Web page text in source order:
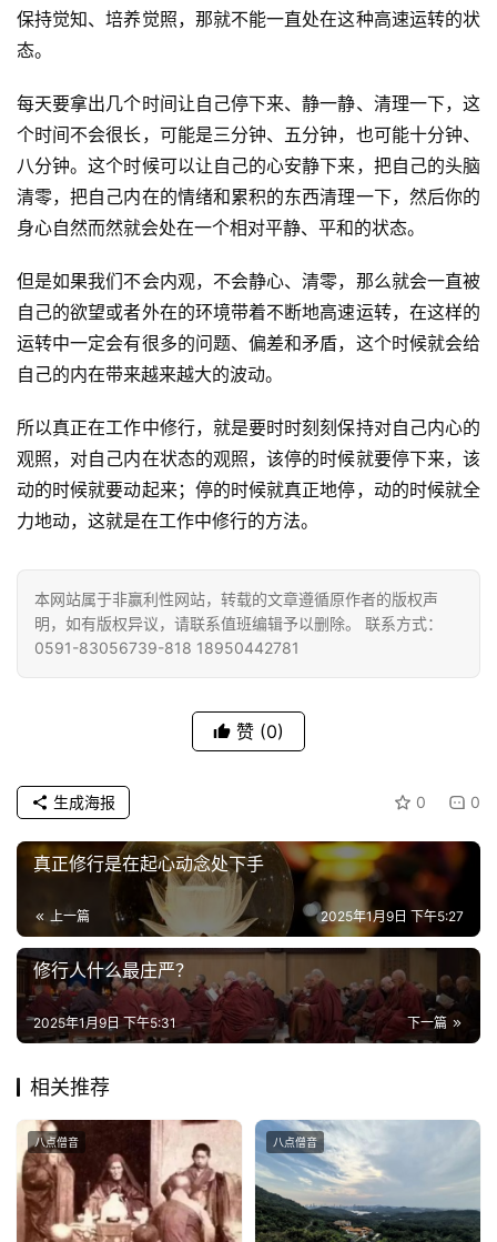
资
八
点
僧
高
僧
访
心
乐
菩
提
益
善
佛
教
人
院
巡
礼
登录 注册
保持觉知、培养觉照，那就不能一直处在这种高速运转的状
态。
每天要拿出几个时间让自己停下来、静一静、清理一下，这
个时间不会很长，可能是三分钟、五分钟，也可能十分钟、
八分钟。这个时候可以让自己的心安静下来，把自己的头脑
清零，把自己内在的情绪和累积的东西清理一下，然后你的
身心自然而然就会处在一个相对平静、平和的状态。
但是如果我们不会内观，不会静心、清零，那么就会一直被
自己的欲望或者外在的环境带着不断地高速运转，在这样的
运转中一定会有很多的问题、偏差和矛盾，这个时候就会给
自己的内在带来越来越大的波动。
所以真正在工作中修行，就是要时时刻刻保持对自己内心的
观照，对自己内在状态的观照，该停的时候就要停下来，该
动的时候就要动起来；停的时候就真正地停，动的时候就全
力地动，这就是在工作中修行的方法。
本网站属于非赢利性网站，转载的文章遵循原作者的版权声
明，如有版权异议，请联系值班编辑予以删除。 联系方式：
0591-83056739-818 18950442781
赞 (0)
0 0
生成海报
真正修行是在起心动念处下手
上一篇 2025年1月9日 下午5:27
修行人什么最庄严？
下一篇
2025年1月9日 下午5:31
相关推荐
八点僧音 八点僧音